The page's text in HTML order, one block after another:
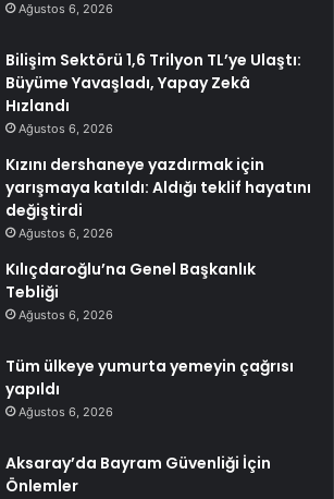
Ağustos 6, 2026
Bilişim Sektörü 1,6 Trilyon TL’ye Ulaştı:
Büyüme Yavaşladı, Yapay Zekâ
Hızlandı
Ağustos 6, 2026
Kızını dershaneye yazdırmak için
yarışmaya katıldı: Aldığı teklif hayatını
değiştirdi
Ağustos 6, 2026
Kılıçdaroğlu’na Genel Başkanlık
Tebliği
Ağustos 6, 2026
Tüm ülkeye yumurta yemeyin çağrısı
yapıldı
Ağustos 6, 2026
Aksaray’da Bayram Güvenliği İçin
Önlemler